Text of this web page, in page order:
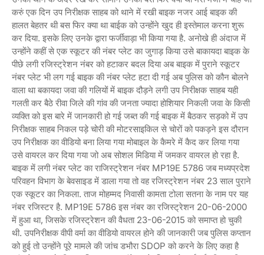
करुं एक दिन उप निरीक्षक साहब को थाने में रखी बाइक नजर आई बाइक की
हालत बेहतर थी बस फिर क्या था बाईक को उन्होंने खुद ही इस्तेमाल करना शुरू
कर दिया. इसके लिए उनके द्वारा फर्जीवाड़ा भी किया गया है. अनोखे ही अंदाज में
उन्होंने कहीं से एक स्कूटर की नंबर प्लेट का जुगाड़ किया उसे बाकायदा बाइक के
पीछे लगी रजिस्ट्रेशन नंबर को हटाकर बदल दिया अब बाइक में पुराने स्कूटर
नंबर प्लेट भी लग गई बाइक की नंबर प्लेट हटा दी गई अब पुलिस को कौन बोलने
वाला था बकायदा जवा की गलियों में बाइक दौड़ने लगी उप निरीक्षक साहब यही
गलती कर बैठे रीवा जिले की गांव की जनता ज्यादा होशियार निकली जवा के किसी
व्यक्ति को इस बारे में जानकारी हो गई जब्त की गई बाइक में बैठकर सड़को में उप
निरीक्षक साहब निकल पड़े चोरी की मोटरसाइकिल से चोरों को पकड़ने इस दौरान
उप निरीक्षक का वीडियो बना लिया गया मोबाइल के कैमरे में कैद कर लिया गया
उसे वायरल कर दिया गया जो अब सोशल मिडिया में जमकर वायरल हो रहा है.
बाइक में लगी नंबर प्लेट का राजिस्ट्रेशन नंबर MP19E 5786 जब मध्यप्रदेश
परिवहन विभाग के बेवसाइड में डाला गया तो वह रजिस्ट्रेशन नंबर 23 साल पुराने
एक स्कूटर का निकला. ताज मोहम्मद निवासी कामता टोला सतना के नाम पर यह
नंबर रजिस्टर है. MP19E 5786 इस नंबर का रजिस्ट्रेशन 20-06-2000
में हुआ था, जिसके रजिस्ट्रेशन की वैधता 23-06-2015 को समाप्त हो चुकी
थी. उपनिरीक्षक वीपी वर्मा का वीडियो वायरल होने की जानकारी जब पुलिस कप्तान
को हुई तो उन्होंने पूरे मामले की जांच डभौरा SDOP को करने के लिए कहा है